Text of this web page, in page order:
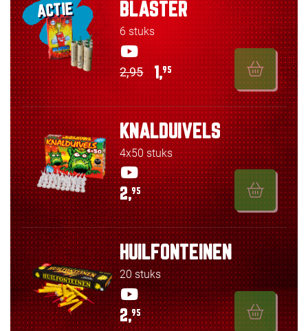
ACTIE BLASTER
6 stuks
2,95 1,95
KNALDUIVELS
4x50 stuks
2,95
HUILFONTEINEN
20 stuks
2,95